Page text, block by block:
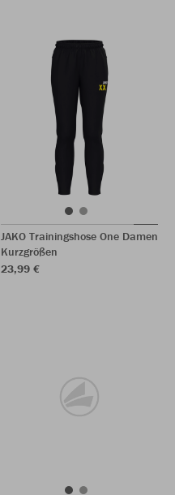
JAKO Trainingshose One Damen
Kurzgrößen
23,99 €